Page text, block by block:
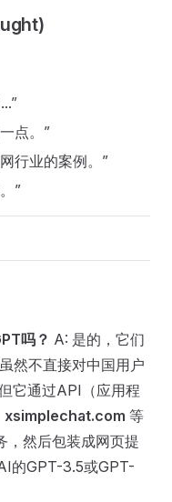
点。”
行业的案例。”
”
吗？ A: 是的，它们
然不直接对中国用户
它通过API（应用程
xsimplechat.com 等
，然后包装成网页提
的GPT-3.5或GPT-